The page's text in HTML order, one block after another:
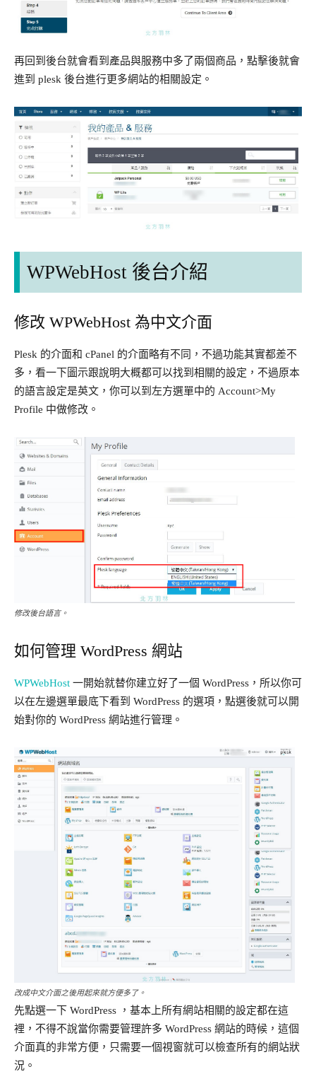
再回到後台就會看到產品與服務中多了兩個商品，點擊後就會
進到 plesk 後台進行更多網站的相關設定。
WPWebHost 後台介紹
修改 WPWebHost 為中文介面
Plesk 的介面和 cPanel 的介面略有不同，不過功能其實都差不
多，看一下圖示跟說明大概都可以找到相關的設定，不過原本
的語言設定是英文，你可以到左方選單中的 Account>My
Profile 中做修改。
修改後台語言。
如何管理 WordPress 網站
WPWebHost 一開始就替你建立好了一個 WordPress，所以你可
以在左邊選單最底下看到 WordPress 的選項，點選後就可以開
始對你的 WordPress 網站進行管理。
改成中文介面之後用起來就方便多了。
先點選一下 WordPress ，基本上所有網站相關的設定都在這
裡，不得不說當你需要管理許多 WordPress 網站的時候，這個
介面真的非常方便，只需要一個視窗就可以檢查所有的網站狀
況。